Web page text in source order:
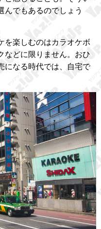
んでもあるのでしょう
を楽しむのはカラオケボ
などに限りません。おひ
になる時代では、自宅で